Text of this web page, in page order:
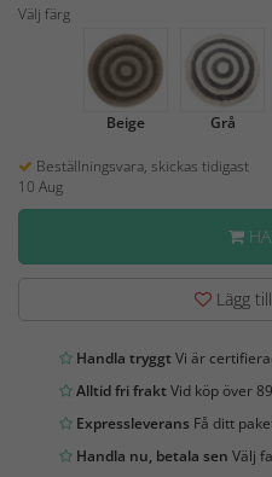
Välj färg
Beige Grå
Beställningsvara, skickas tidigast
10 Aug
Lägg
Handla tryggtVi är
Alltid fri fraktVid köp över
Expressleverans Få ditt
Handla nu, betala sen Välj